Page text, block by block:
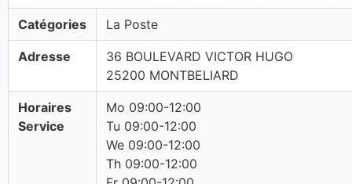
Catégories La Poste
Adresse
36 BOULEVARD VICTOR HUGO
25200 MONTBELIARD
Horaires
Service
Mo 09:00-12:00
Tu 09:00-12:00
We 09:00-12:00
Th 09:00-12:00